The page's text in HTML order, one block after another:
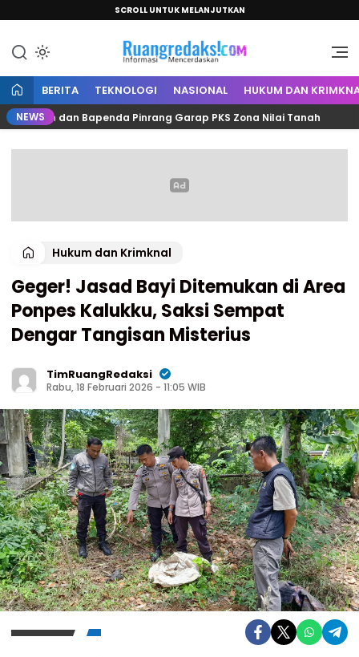
SCROLL UNTUK MELANJUTKAN
Ruang Redaksi
Informasi Mencerdaskan
BERITA TEKNOLOGI NASIONAL HUKUM DAN
NEWS
dan Bapenda Pinrang Garap PKS Zona Nilai Tanah
Hukum dan Krimknal
Geger! Jasad Bayi Ditemukan di Area
Ponpes Kalukku, Saksi Sempat
Dengar Tangisan Misterius
TimRuangRedaksi
Rabu, 18 Februari 2026 - 11:05 WIB